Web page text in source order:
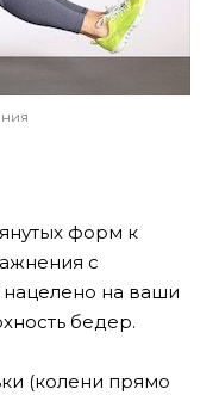
форм к
с
на ваши
бедер.
(колени прямо